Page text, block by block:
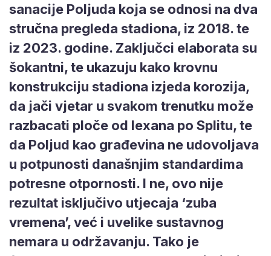
sanacije Poljuda koja se odnosi na dva
stručna pregleda stadiona, iz 2018. te
iz 2023. godine. Zaključci elaborata su
šokantni, te ukazuju kako krovnu
konstrukciju stadiona izjeda korozija,
da jači vjetar u svakom trenutku može
razbacati ploče od lexana po Splitu, te
da Poljud kao građevina ne udovoljava
u potpunosti današnjim standardima
potresne otpornosti. I ne, ovo nije
rezultat isključivo utjecaja ‘zuba
vremena’, već i uvelike sustavnog
nemara u održavanju. Tako je